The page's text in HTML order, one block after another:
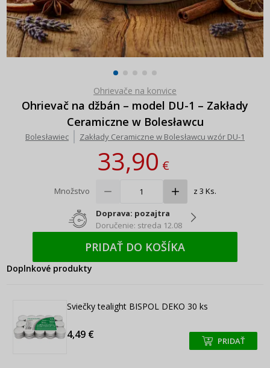
Ohrievače na konvice
Ohrievač na džbán – model DU-1 – Zakłady
Ceramiczne w Bolesławcu
Bolesławiec Zakłady Ceramiczne w Bolesławcu wzór DU-1
33,90€
Množstvo z 3 Ks.
Doprava: pozajtra
Doručenie: streda 12.08
PRIDAŤ DO KOŠÍKA
Doplnkové produkty
Sviečky tealight BISPOL DEKO 30 ks
4,49 € +
+ PRIDAŤ